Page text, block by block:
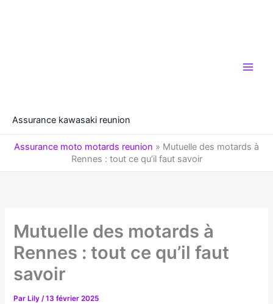
Assurance kawasaki reunion
Assurance moto motards reunion » Mutuelle des motards à
Rennes : tout ce qu’il faut savoir
Mutuelle des motards à
Rennes : tout ce qu’il faut
savoir
Par Lily/13 février 2025